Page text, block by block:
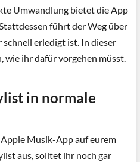
Umwandlung bietet die App
führt der Weg über
erledigt ist. In dieser
wie ihr dafür vorgehen müsst.
in normale
Musik-App auf eurem
aus, solltet ihr noch gar